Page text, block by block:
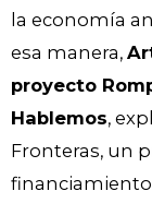
la economía
esa manera,
proyecto
Hablemos,
Fronteras, un
financiamiento